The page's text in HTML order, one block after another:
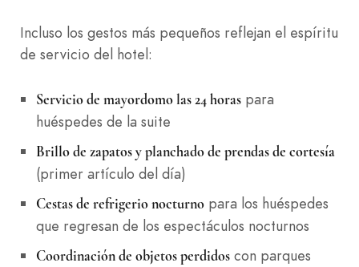
Incluso los gestos más pequeños reflejan el espíritu
de servicio del hotel:
Servicio de mayordomo las 24 horaspara
huéspedes de la suite
Brillo de zapatos y planchado de prendas de cortesía
(primer artículo del día)
Cestas de refrigerio nocturnopara los huéspedes
que regresan de los espectáculos nocturnos
Coordinación de objetos perdidoscon parques